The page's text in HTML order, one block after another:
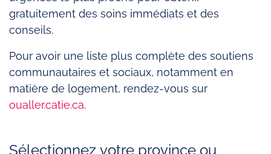
gratuitement des soins immédiats et des
conseils.
Pour avoir une liste plus complète des soutiens
communautaires et sociaux, notamment en
matière de logement, rendez-vous sur
oualler.catie.ca.
Sélectionnez votre province ou